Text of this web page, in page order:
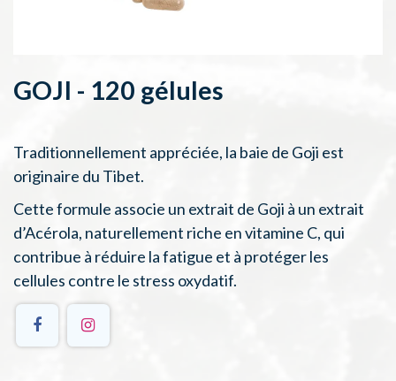
GOJI - 120 gélules
Traditionnellement appréciée, la baie de Goji est
originaire du Tibet.
Cette formule associe un extrait de Goji à un extrait
d’Acérola, naturellement riche en vitamine C, qui
contribue à réduire la fatigue et à protéger les
cellules contre le stress oxydatif.